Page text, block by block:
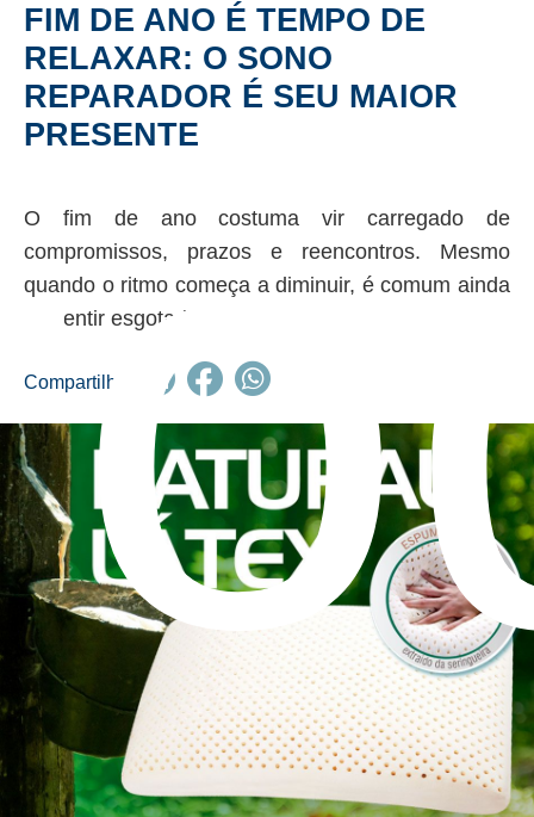
FIM DE ANO É TEMPO DE
RELAXAR: O SONO
REPARADOR É SEU MAIOR
PRESENTE
O fim de ano costuma vir carregado de
compromissos, prazos e reencontros. Mesmo
quando o ritmo começa a diminuir, é comum ainda
se sentir esgotado, ...
Compartilhe